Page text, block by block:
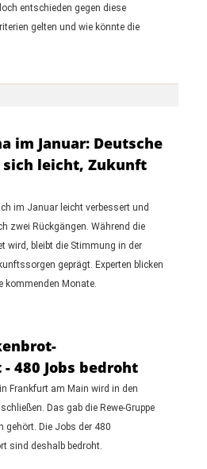
entschieden gegen diese
gelten und wie könnte die
im Januar: Deutsche
leicht, Zukunft
im Januar leicht verbessert und
zwei Rückgängen. Während die
wird, bleibt die Stimmung in der
geprägt. Experten blicken
Monate.
480 Jobs bedroht
Frankfurt am Main wird in den
Das gab die Rewe-Gruppe
gehört. Die Jobs der 480
sind deshalb bedroht.